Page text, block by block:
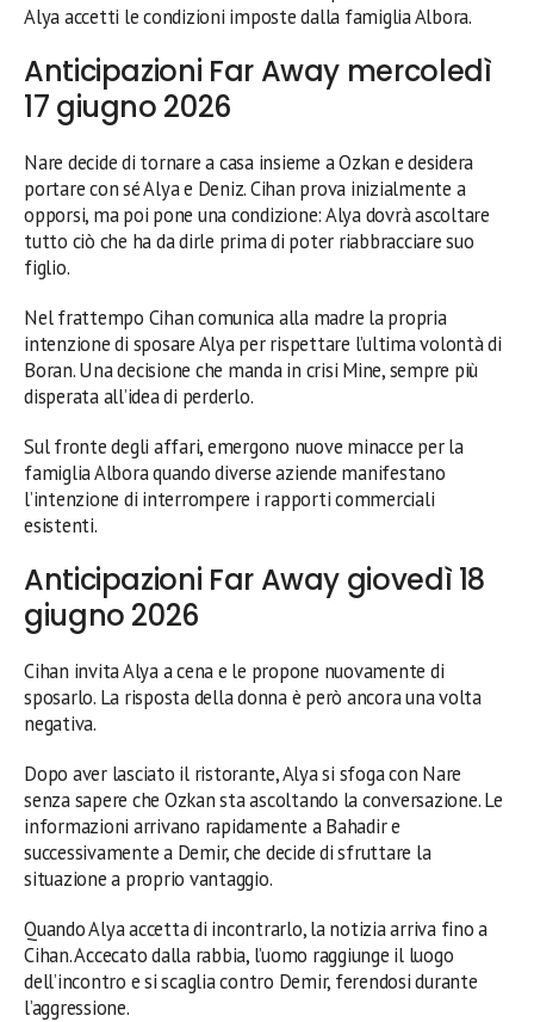
Alya accetti le condizioni imposte dalla famiglia Albora.
Anticipazioni Far Away mercoledì
17 giugno 2026
Nare decide di tornare a casa insieme a Ozkan e desidera
portare con sé Alya e Deniz. Cihan prova inizialmente a
opporsi, ma poi pone una condizione: Alya dovrà ascoltare
tutto ciò che ha da dirle prima di poter riabbracciare suo
figlio.
Nel frattempo Cihan comunica alla madre la propria
intenzione di sposare Alya per rispettare l’ultima volontà di
Boran. Una decisione che manda in crisi Mine, sempre più
disperata all’idea di perderlo.
Sul fronte degli affari, emergono nuove minacce per la
famiglia Albora quando diverse aziende manifestano
l’intenzione di interrompere i rapporti commerciali
esistenti.
Anticipazioni Far Away giovedì 18
giugno 2026
Cihan invita Alya a cena e le propone nuovamente di
sposarlo. La risposta della donna è però ancora una volta
negativa.
Dopo aver lasciato il ristorante, Alya si sfoga con Nare
senza sapere che Ozkan sta ascoltando la conversazione. Le
informazioni arrivano rapidamente a Bahadir e
successivamente a Demir, che decide di sfruttare la
situazione a proprio vantaggio.
Quando Alya accetta di incontrarlo, la notizia arriva fino a
Cihan. Accecato dalla rabbia, l’uomo raggiunge il luogo
dell’incontro e si scaglia contro Demir, ferendosi durante
l’aggressione.